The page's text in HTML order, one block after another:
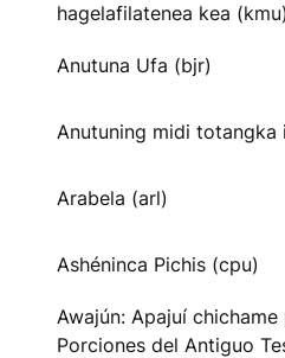
hagelafilatenea kea (kmu)
Anutuna Ufa (bjr)
Anutuning midi totangka
Arabela (arl)
Ashéninca Pichis (cpu)
Awajún: Apajuí chichame
Porciones del Antiguo